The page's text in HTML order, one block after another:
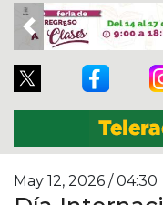
Previous
May 12, 2026 / 04:30